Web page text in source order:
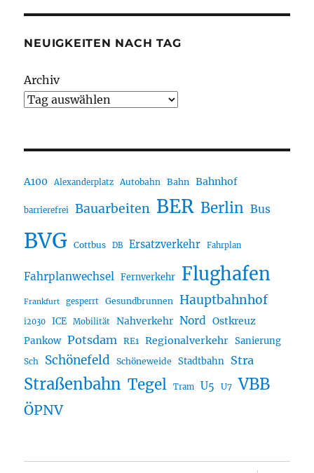
NEUIGKEITEN NACH TAG
Archiv
A100 Alexanderplatz Autobahn Bahn Bahnhof
barrierefrei Bauarbeiten BER Berlin Bus
BVG Cottbus DB Ersatzverkehr Fahrplan
Fahrplanwechsel Fernverkehr Flughafen
Frankfurt gesperrt Gesundbrunnen Hauptbahnhof
i2030 ICE Mobilität Nahverkehr Nord Ostkreuz
Pankow Potsdam RE1 Regionalverkehr Sanierung
Sch Schönefeld Schöneweide Stadtbahn Stra
Straßenbahn Tegel Tram U5 U7 VBB
ÖPNV